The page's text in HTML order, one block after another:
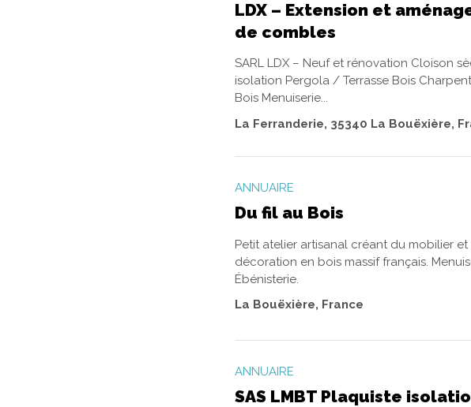
LDX – Extension et
de combles
SARL LDX – Neuf et rénovation Cloison
isolation Pergola / Terrasse Bois
Bois Menuiserie...
La Ferranderie, 35340 La Bouëxière,
ANNUAIRE
Du fil au Bois
Petit atelier artisanal créant du mobilier
décoration en bois massif français.
Ébénisterie.
La Bouëxière, France
ANNUAIRE
SAS LMBT Plaquiste